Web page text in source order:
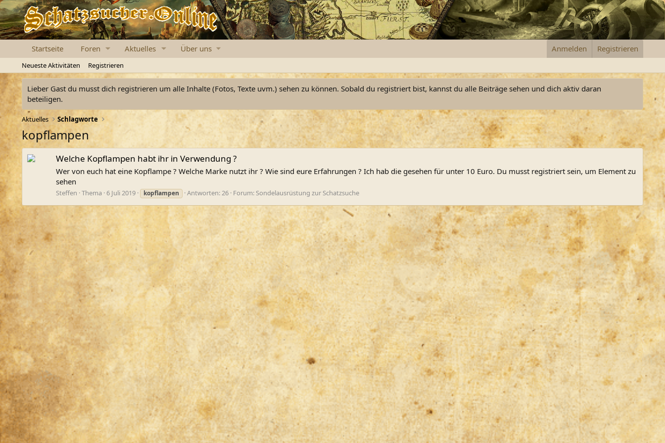
Startseite Foren Aktuelles Über uns Anmelden Registrieren
Neueste Aktivitäten Registrieren
Lieber Gast du musst dich registrieren um alle Inhalte (Fotos, Texte uvm.) sehen zu können. Sobald du registriert bist, kannst du alle Beiträge sehen und dich aktiv daran
beteiligen.
Aktuelles Schlagworte
kopflampen
Welche Kopflampen habt ihr in Verwendung ?
Wer von euch hat eine Kopflampe ? Welche Marke nutzt ihr ? Wie sind eure Erfahrungen ? Ich hab die gesehen für unter 10 Euro. Du musst registriert sein, um Element zu
sehen
Steffen Thema 6 Juli 2019 kopflampen Antworten: 26 Forum: Sondelausrüstung zur Schatzsuche